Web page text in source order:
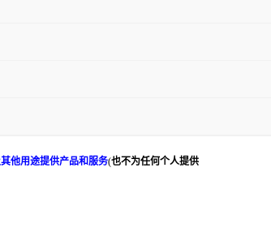
他用途提供产品和服务(也不为任何个人提供